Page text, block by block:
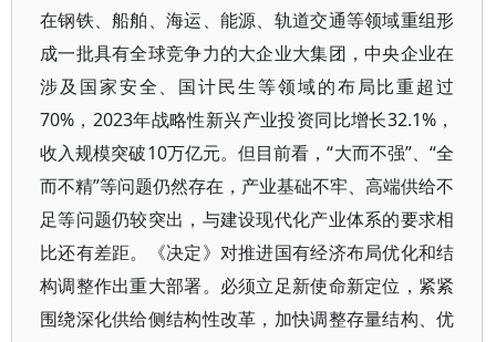
在钢铁、船舶、海运、能源、轨道交通等领域重组形
成一批具有全球竞争力的大企业大集团，中央企业在
涉及国家安全、国计民生等领域的布局比重超过
70%，2023年战略性新兴产业投资同比增长32.1%，
收入规模突破10万亿元。但目前看，“大而不强”、“全
而不精”等问题仍然存在，产业基础不牢、高端供给不
足等问题仍较突出，与建设现代化产业体系的要求相
比还有差距。《决定》对推进国有经济布局优化和结
构调整作出重大部署。必须立足新使命新定位，紧紧
围绕深化供给侧结构性改革，加快调整存量结构、优